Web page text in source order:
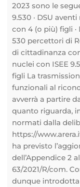
2023 sono le
9.530 · DSU
con 4 (o più) figli ·
530 percettori di
di cittadinanza
nuclei con ISEE
figli La
funzionali al
avverrà a partire
quanto riguarda,
normati dalla
https://
ha previsto
dell’Appendice 2
63/2021/R/com.
dunque